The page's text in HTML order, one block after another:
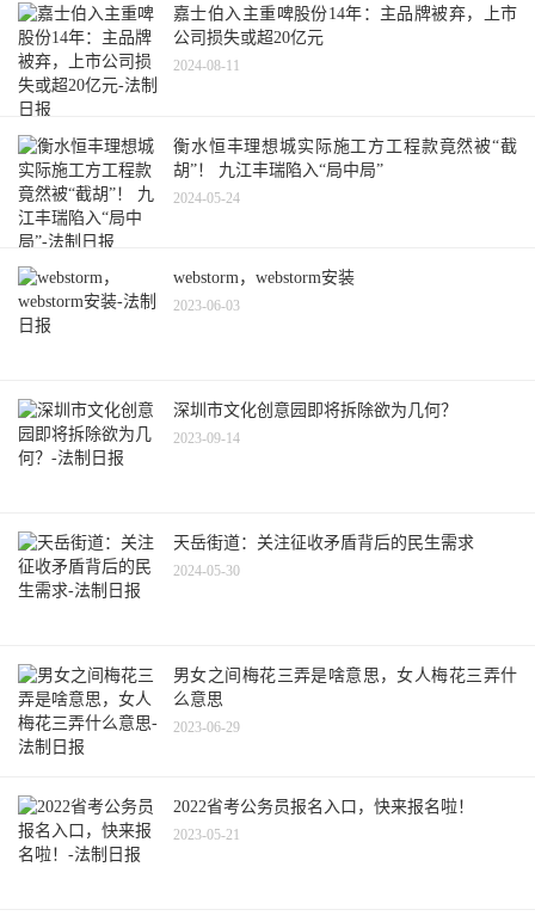
嘉士伯入主重啤股份14年：主品牌被弃，上市
公司损失或超20亿元
2024-08-11
衡水恒丰理想城实际施工方工程款竟然被“截
胡”！ 九江丰瑞陷入“局中局”
2024-05-24
webstorm，webstorm安装
2023-06-03
深圳市文化创意园即将拆除欲为几何？
2023-09-14
天岳街道：关注征收矛盾背后的民生需求
2024-05-30
男女之间梅花三弄是啥意思，女人梅花三弄什
么意思
2023-06-29
2022省考公务员报名入口，快来报名啦！
2023-05-21